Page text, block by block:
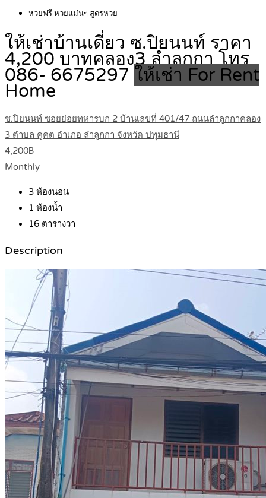
หวยฟรี หวยแม่นๆ สูตรหวย
ให้เช่าบ้านเดี่ยว ซ.ปิยนนท์ ราคา
4,200 บาทคลอง3 ลำลูกกา โทร
086- 6675297 ให้เช่า For Rent
Home
ซ.ปิยนนท์ ซอยย่อยทหารบก 2 บ้านเลขที่ 401/47 ถนนลำลูกกาคลอง
3 ตำบล คูคต อำเภอ ลำลูกกา จังหวัด ปทุมธานี
4,200฿
Monthly
3 ห้องนอน
1 ห้องน้ำ
16 ตารางวา
Description